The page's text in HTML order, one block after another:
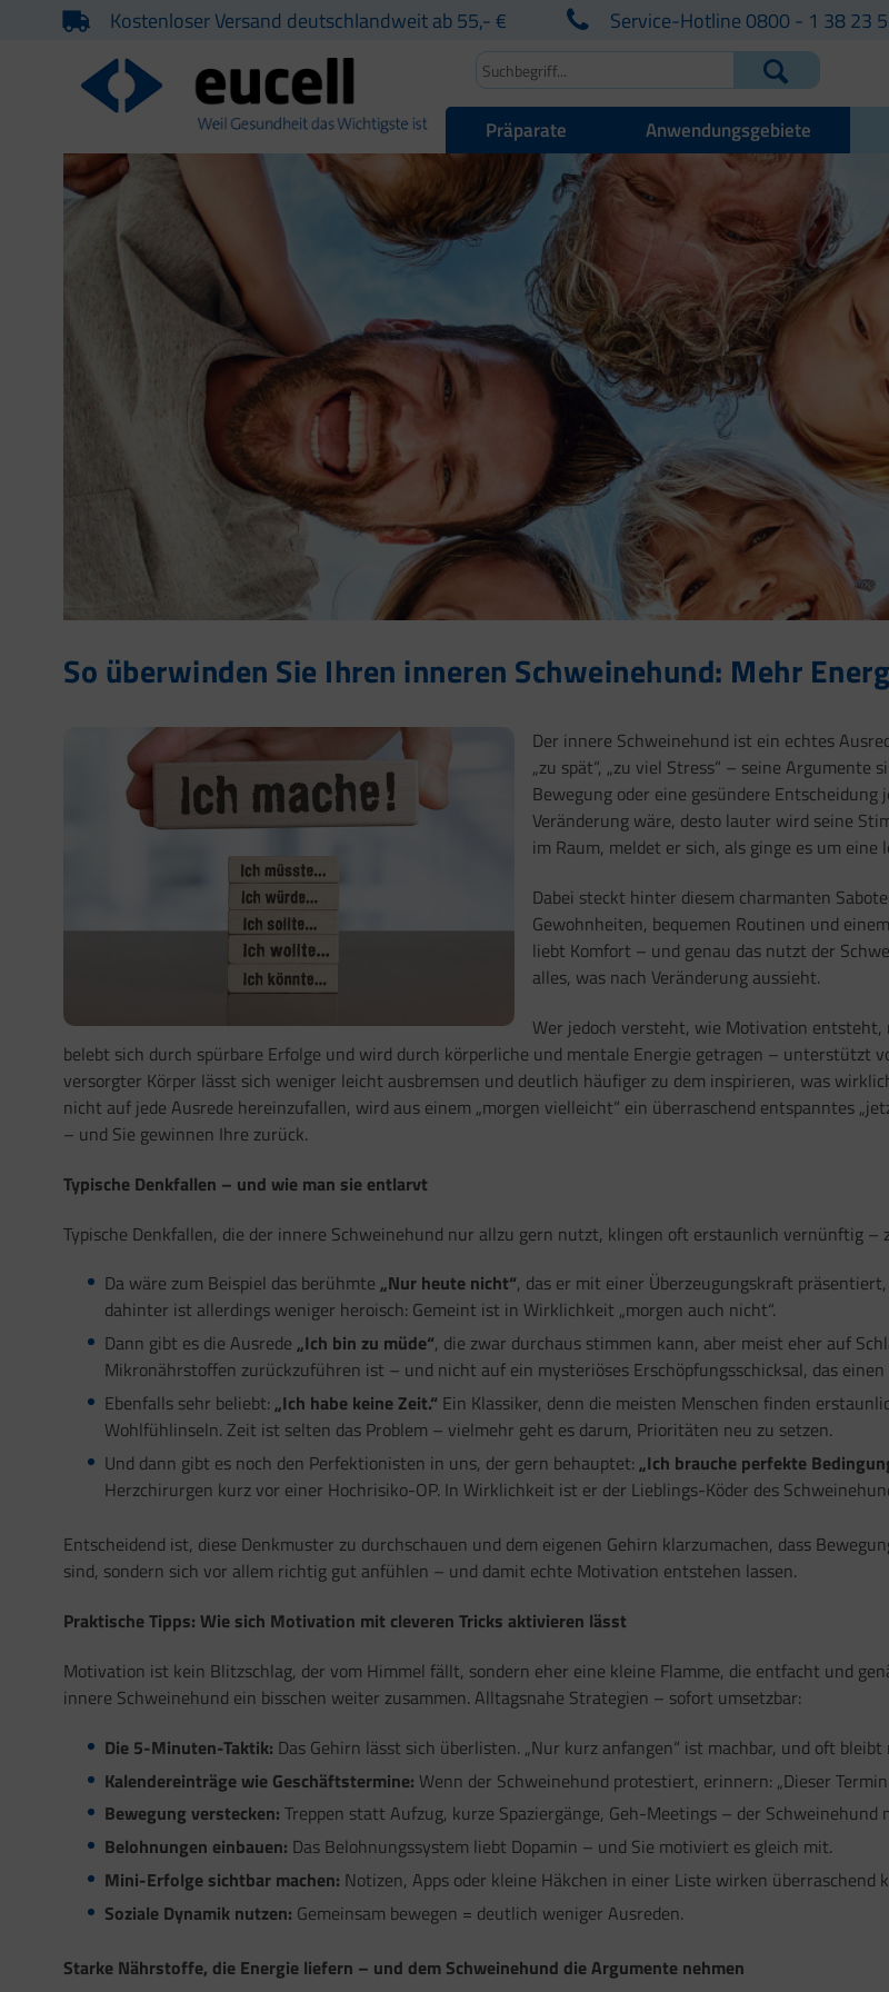
Kostenloser Versand deutschlandweit ab 55,- € Service-Hotline 0800 - 1 38 23
Präparate Anwendungsgebiete
So überwinden Sie Ihren inneren Schweinehund: Mehr
Der innere Schweinehund ist ein echtes
„zu spät“, „zu viel Stress“ – seine
Bewegung oder eine gesündere
Veränderung wäre, desto lauter wird seine
im Raum, meldet er sich, als ginge es um eine
Dabei steckt hinter diesem charmanten
Gewohnheiten, bequemen Routinen und
liebt Komfort – und genau das nutzt der
alles, was nach Veränderung aussieht.
Wer jedoch versteht, wie Motivation
belebt sich durch spürbare Erfolge und wird durch körperliche und mentale Energie getragen – unterstützt
versorgter Körper lässt sich weniger leicht ausbremsen und deutlich häufiger zu dem inspirieren, was
nicht auf jede Ausrede hereinzufallen, wird aus einem „morgen vielleicht“ ein überraschend entspanntes
– und Sie gewinnen Ihre zurück.
Typische Denkfallen – und wie man sie entlarvt
Typische Denkfallen, die der innere Schweinehund nur allzu gern nutzt, klingen oft erstaunlich vernünftig –
Da wäre zum Beispiel das berühmte „Nur heute nicht“, das er mit einer Überzeugungskraft
dahinter ist allerdings weniger heroisch: Gemeint ist in Wirklichkeit „morgen auch nicht“.
Dann gibt es die Ausrede „Ich bin zu müde“, die zwar durchaus stimmen kann, aber meist eher auf
Mikronährstoffen zurückzuführen ist – und nicht auf ein mysteriöses Erschöpfungsschicksal, das
Ebenfalls sehr beliebt: „Ich habe keine Zeit.“ Ein Klassiker, denn die meisten Menschen finden
Wohlfühlinseln. Zeit ist selten das Problem – vielmehr geht es darum, Prioritäten neu zu setzen.
Und dann gibt es noch den Perfektionisten in uns, der gern behauptet: „Ich brauche perfekte
Herzchirurgen kurz vor einer Hochrisiko-OP. In Wirklichkeit ist er der Lieblings-Köder des
Entscheidend ist, diese Denkmuster zu durchschauen und dem eigenen Gehirn klarzumachen, dass
sind, sondern sich vor allem richtig gut anfühlen – und damit echte Motivation entstehen lassen.
Praktische Tipps: Wie sich Motivation mit cleveren Tricks aktivieren lässt
Motivation ist kein Blitzschlag, der vom Himmel fällt, sondern eher eine kleine Flamme, die entfacht und
innere Schweinehund ein bisschen weiter zusammen. Alltagsnahe Strategien – sofort umsetzbar:
Die 5-Minuten-Taktik: Das Gehirn lässt sich überlisten. „Nur kurz anfangen“ ist machbar, und oft bleibt
Kalendereinträge wie Geschäftstermine: Wenn der Schweinehund protestiert, erinnern: „Dieser
Bewegung verstecken: Treppen statt Aufzug, kurze Spaziergänge, Geh-Meetings – der Schweinehund
Belohnungen einbauen: Das Belohnungssystem liebt Dopamin – und Sie motiviert es gleich mit.
Mini-Erfolge sichtbar machen: Notizen, Apps oder kleine Häkchen in einer Liste wirken überraschend
Soziale Dynamik nutzen: Gemeinsam bewegen = deutlich weniger Ausreden.
Starke Nährstoffe, die Energie liefern – und dem Schweinehund die Argumente nehmen